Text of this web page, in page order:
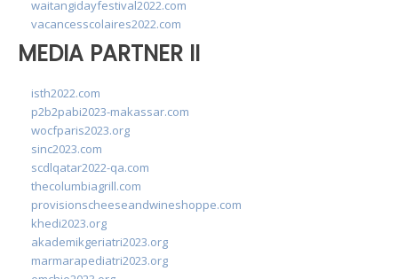
waitangidayfestival2022.com
vacancesscolaires2022.com
MEDIA PARTNER II
isth2022.com
p2b2pabi2023-makassar.com
wocfparis2023.org
sinc2023.com
scdlqatar2022-qa.com
thecolumbiagrill.com
provisionscheeseandwineshoppe.com
khedi2023.org
akademikgeriatri2023.org
marmarapediatri2023.org